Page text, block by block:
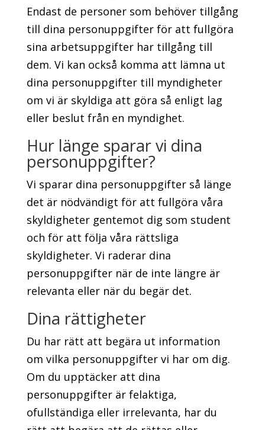
Endast de personer som behöver tillgång
till dina personuppgifter för att fullgöra
sina arbetsuppgifter har tillgång till
dem. Vi kan också komma att lämna ut
dina personuppgifter till myndigheter
om vi är skyldiga att göra så enligt lag
eller beslut från en myndighet.
Hur länge sparar vi dina
personuppgifter?
Vi sparar dina personuppgifter så länge
det är nödvändigt för att fullgöra våra
skyldigheter gentemot dig som student
och för att följa våra rättsliga
skyldigheter. Vi raderar dina
personuppgifter när de inte längre är
relevanta eller när du begär det.
Dina rättigheter
Du har rätt att begära ut information
om vilka personuppgifter vi har om dig.
Om du upptäcker att dina
personuppgifter är felaktiga,
ofullständiga eller irrelevanta, har du